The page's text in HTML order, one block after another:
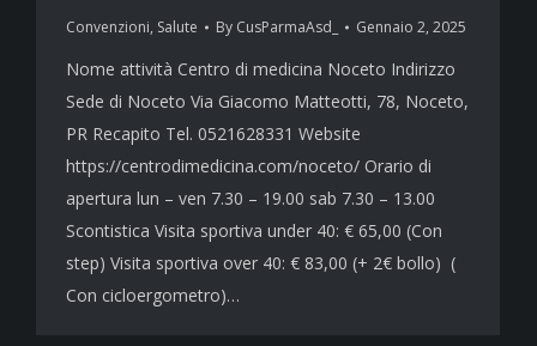
Convenzioni, Salute By CusParmaAsd_ Gennaio 2, 2025
Nome attività Centro di medicina Noceto Indirizzo
Sede di Noceto Via Giacomo Matteotti, 78, Noceto,
PR Recapito Tel. 0521628331 Website
https://centrodimedicina.com/noceto/ Orario di
apertura lun – ven 7.30 – 19.00 sab 7.30 – 13.00
Scontistica Visita sportiva under 40: € 65,00 (Con
step) Visita sportiva over 40: € 83,00 (+ 2€ bollo) (
Con cicloergometro)…